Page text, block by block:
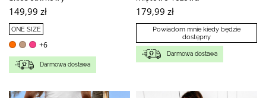
149,99 zł
ONE SIZE
+6
Darmowa dostawa
179,99 zł
Powiadom mnie kiedy będzie
dostępny
Darmowa dostawa